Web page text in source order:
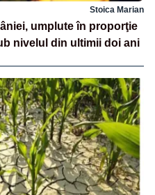
Stoica Marian
umplute în proporţie
nivelul din ultimii doi ani